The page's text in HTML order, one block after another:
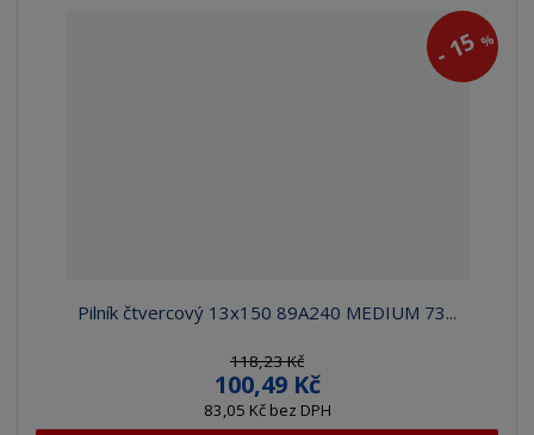
-15%
Pilník čtvercový 13x150 89A240 MEDIUM 73...
118,23 Kč
100,49 Kč
83,05 Kč bez DPH